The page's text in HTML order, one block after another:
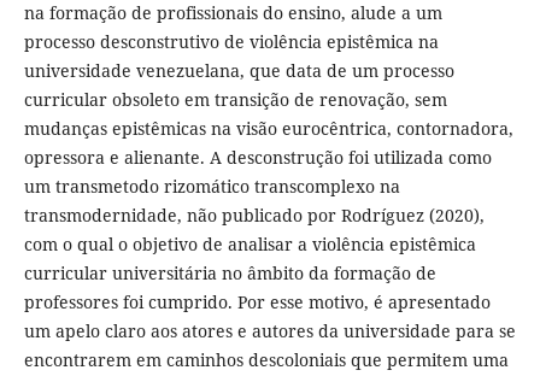
na formação de profissionais do ensino, alude a um
processo desconstrutivo de violência epistêmica na
universidade venezuelana, que data de um processo
curricular obsoleto em transição de renovação, sem
mudanças epistêmicas na visão eurocêntrica, contornadora,
opressora e alienante. A desconstrução foi utilizada como
um transmetodo rizomático transcomplexo na
transmodernidade, não publicado por Rodríguez (2020),
com o qual o objetivo de analisar a violência epistêmica
curricular universitária no âmbito da formação de
professores foi cumprido. Por esse motivo, é apresentado
um apelo claro aos atores e autores da universidade para se
encontrarem em caminhos descoloniais que permitem uma